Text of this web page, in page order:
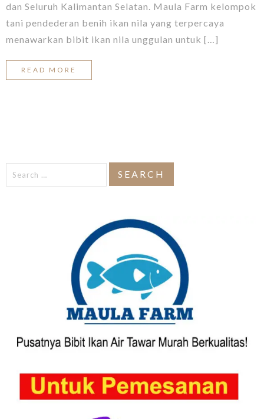
dan Seluruh Kalimantan Selatan. Maula Farm kelompok
tani pendederan benih ikan nila yang terpercaya
menawarkan bibit ikan nila unggulan untuk […]
READ MORE
Search
for: